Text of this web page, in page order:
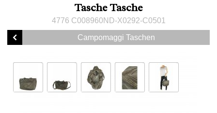
Tasche Tasche
4776 C008960ND-X0292-C0501
Campomaggi Taschen